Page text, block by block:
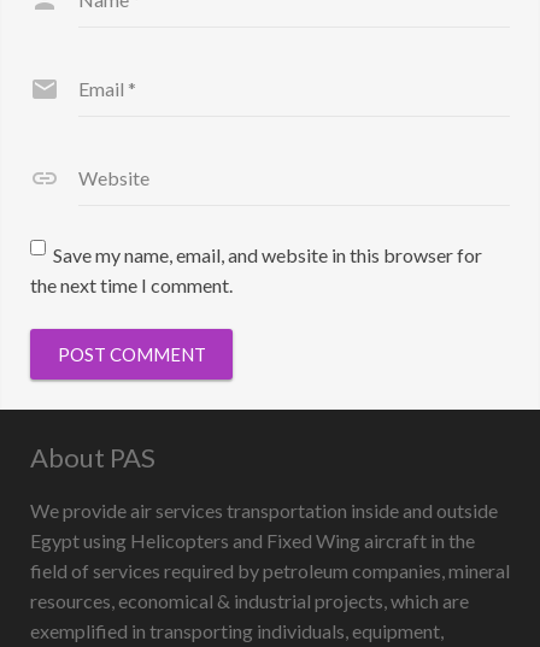
Email *
Website
Save my name, email, and website in this browser for
the next time I comment.
About PAS
We provide air services transportation inside and outside
Egypt using Helicopters and Fixed Wing aircraft in the
field of services required by petroleum companies, mineral
resources, economical & industrial projects, which are
exemplified in transporting individuals, equipment,